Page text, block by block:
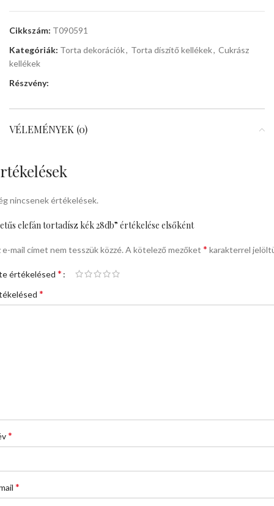
Cikkszám: T090591
Kategóriák: Torta dekorációk, Torta díszítő kellékek, Cukrász
kellékek
Részvény:
VÉLEMÉNYEK (0)
nincsenek értékelések.
elefán tortadísz kék 28db” értékelése elsőként
e-mail címet nem tesszük közzé. A kötelező mezőket * karakterrel
értékelésed *
*
*
*